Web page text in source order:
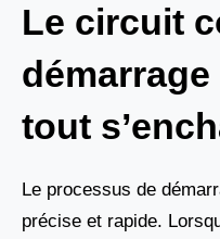
Le circuit
tout
Le processus de
précise et rapide.